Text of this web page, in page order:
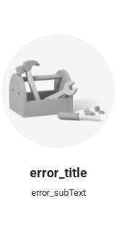
error_title
error_subText